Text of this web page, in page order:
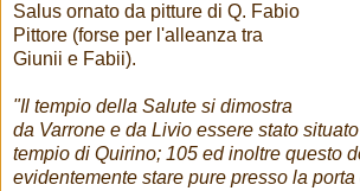
Salus ornato da pitture di Q. Fabio
Pittore (forse per l'alleanza tra
Giunii e Fabii).
"Il tempio della Salute si dimostra
da Varrone e da Livio essere stato
tempio di Quirino; 105 ed inoltre questo
evidentemente stare pure presso la